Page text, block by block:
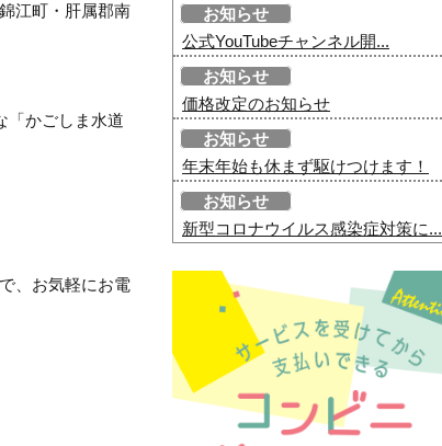
江町・肝属郡南
「かごしま水道
、お気軽にお電
お知らせ
公式YouTubeチャンネル開...
お知らせ
価格改定のお知らせ
お知らせ
年末年始も休まず駆けつけます！
お知らせ
新型コロナウイルス感染症対策に...